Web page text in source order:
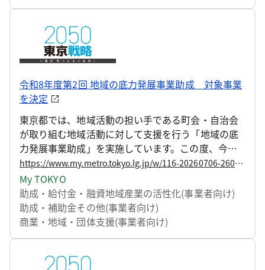
令和8年度第2回 地域の底力発展事業助成 対象事業
を決定
東京都では、地域活動の担い手である町会・自治会
が取り組む地域活動に対して支援を行う「地域の底
力発展事業助成」を実施しています。この度、今年
度2回目の助成対象事業を下記のとおり決定しました
ので、お知らせします。
https://www.my.metro.tokyo.lg.jp/w/116-20260706-260968688
My TOKYO
助成・給付金・融資地域産業の活性化(事業者向け)
助成・補助金その他(事業者向け)
商業・地域・団体支援(事業者向け)